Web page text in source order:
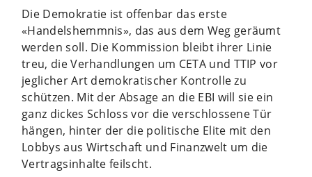
Die Demokratie ist offenbar das erste
«Handelshemmnis», das aus dem Weg geräumt
werden soll. Die Kommission bleibt ihrer Linie
treu, die Verhandlungen um CETA und TTIP vor
jeglicher Art demokratischer Kontrolle zu
schützen. Mit der Absage an die EBI will sie ein
ganz dickes Schloss vor die verschlossene Tür
hängen, hinter der die politische Elite mit den
Lobbys aus Wirtschaft und Finanzwelt um die
Vertragsinhalte feilscht.